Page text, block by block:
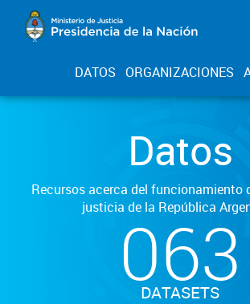
DATOS ORGANIZACIONES
Datos
Recursos acerca del funcionamiento
justicia de la República
063
DATASETS